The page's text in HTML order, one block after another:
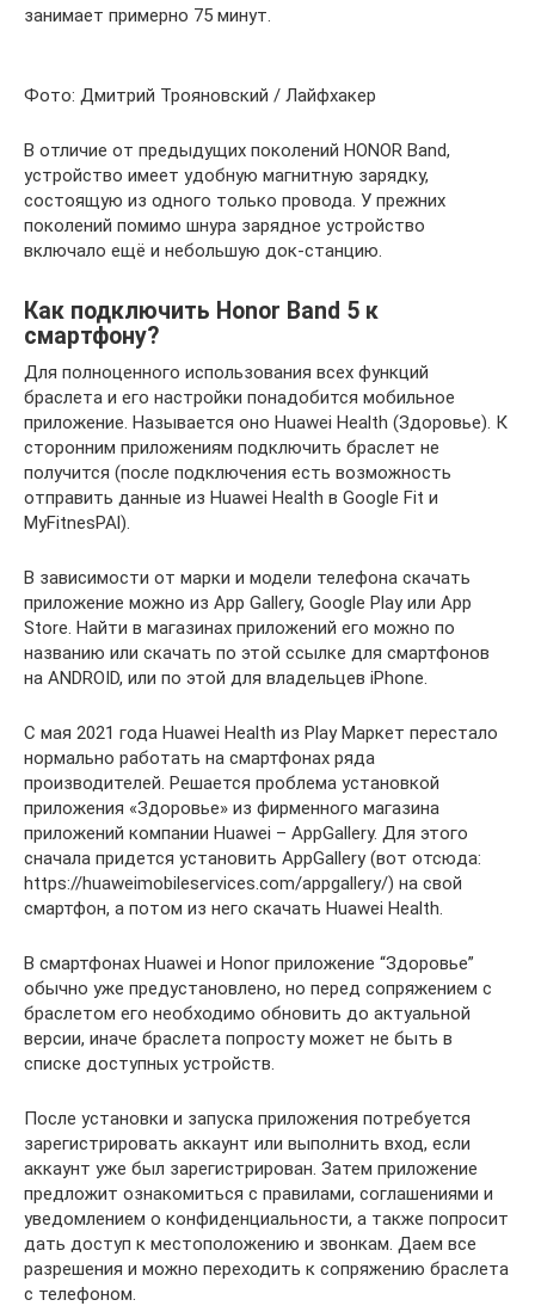
занимает примерно 75 минут.
Фото: Дмитрий Трояновский / Лайфхакер
В отличие от предыдущих поколений HONOR Band,
устройство имеет удобную магнитную зарядку,
состоящую из одного только провода. У прежних
поколений помимо шнура зарядное устройство
включало ещё и небольшую док-станцию.
Как подключить Honor Band 5 к
смартфону?
Для полноценного использования всех функций
браслета и его настройки понадобится мобильное
приложение. Называется оно Huawei Health (Здоровье). К
сторонним приложениям подключить браслет не
получится (после подключения есть возможность
отправить данные из Huawei Health в Google Fit и
MyFitnesPAl).
В зависимости от марки и модели телефона скачать
приложение можно из App Gallery, Google Play или App
Store. Найти в магазинах приложений его можно по
названию или скачать по этой ссылке для смартфонов
на ANDROID, или по этой для владельцев iPhone.
С мая 2021 года Huawei Health из Play Маркет перестало
нормально работать на смартфонах ряда
производителей. Решается проблема установкой
приложения «Здоровье» из фирменного магазина
приложений компании Huawei – AppGallery. Для этого
сначала придется установить AppGallery (вот отсюда:
https://huaweimobileservices.com/appgallery/) на свой
смартфон, а потом из него скачать Huawei Health.
В смартфонах Huawei и Honor приложение “Здоровье”
обычно уже предустановлено, но перед сопряжением с
браслетом его необходимо обновить до актуальной
версии, иначе браслета попросту может не быть в
списке доступных устройств.
После установки и запуска приложения потребуется
зарегистрировать аккаунт или выполнить вход, если
аккаунт уже был зарегистрирован. Затем приложение
предложит ознакомиться с правилами, соглашениями и
уведомлением о конфиденциальности, а также попросит
дать доступ к местоположению и звонкам. Даем все
разрешения и можно переходить к сопряжению браслета
с телефоном.